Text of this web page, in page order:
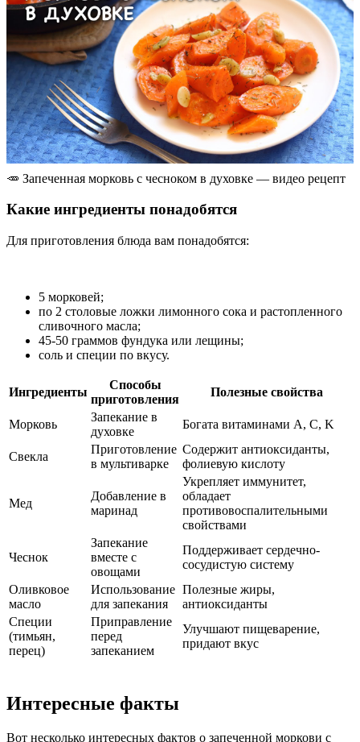
🥕 Запеченная морковь с чесноком в духовке — видео рецепт
Какие ингредиенты понадобятся
Для приготовления блюда вам понадобятся:
5 морковей;
по 2 столовые ложки лимонного сока и растопленного
сливочного масла;
45-50 граммов фундука или лещины;
соль и специи по вкусу.
Ингредиенты
Способы
приготовления
Полезные свойства
Морковь
Запекание в
духовке
Богата витаминами A, C, K
Свекла
Приготовление
в мультиварке
Содержит антиоксиданты,
фолиевую кислоту
Мед
Добавление в
маринад
Укрепляет иммунитет,
обладает
противовоспалительными
свойствами
Чеснок
Запекание
вместе с
овощами
Поддерживает сердечно-
сосудистую систему
Оливковое
масло
Использование
для запекания
Полезные жиры,
антиоксиданты
Специи
(тимьян,
перец)
Приправление
перед
запеканием
Улучшают пищеварение,
придают вкус
Интересные факты
Вот несколько интересных фактов о запеченной моркови с